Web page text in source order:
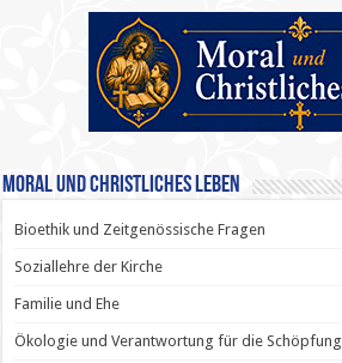
Moral und Christliches Leben
Bioethik und Zeitgenössische Fragen
Soziallehre der Kirche
Familie und Ehe
Ökologie und Verantwortung für die Schöpfung